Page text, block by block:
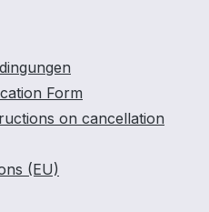
Form
on cancellation
(EU)